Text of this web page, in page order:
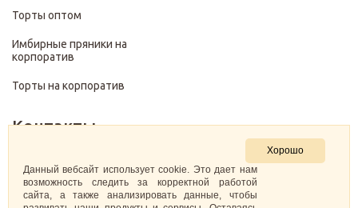
Торты оптом
Имбирные пряники на
корпоратив
Торты на корпоратив
Контакты
+7 (499) 322-28-29
pirojenka.rf@gmail.com
Хорошо
Данный вебсайт использует cookie. Это дает нам
возможность следить за корректной работой
сайта, а также анализировать данные, чтобы